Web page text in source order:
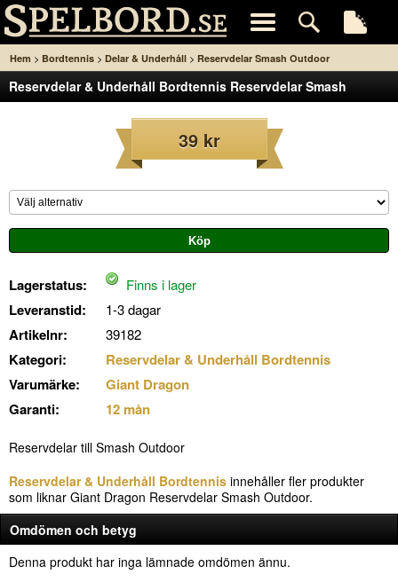
Hem > Bordtennis > Delar & Underhåll > Reservdelar Smash Outdoor
Reservdelar & Underhåll Bordtennis Reservdelar Smash
39 kr
Lagerstatus: Finns i lager
Leveranstid: 1-3 dagar
Artikelnr: 39182
Kategori:
Reservdelar & Underhåll Bordtennis
Varumärke:
Giant Dragon
Garanti:
12 mån
Reservdelar till Smash Outdoor
Reservdelar & Underhåll Bordtennis innehåller fler produkter
som liknar Giant Dragon Reservdelar Smash Outdoor.
Omdömen och betyg
Denna produkt har inga lämnade omdömen ännu.